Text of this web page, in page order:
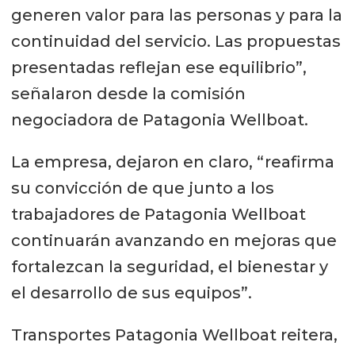
generen valor para las personas y para la
continuidad del servicio. Las propuestas
presentadas reflejan ese equilibrio”,
señalaron desde la comisión
negociadora de Patagonia Wellboat.
La empresa, dejaron en claro, “reafirma
su convicción de que junto a los
trabajadores de Patagonia Wellboat
continuarán avanzando en mejoras que
fortalezcan la seguridad, el bienestar y
el desarrollo de sus equipos”.
Transportes Patagonia Wellboat reitera,